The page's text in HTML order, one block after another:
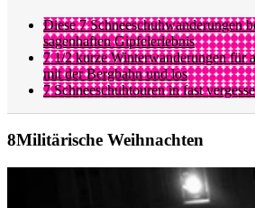
Diese 7 Schneeschuhwanderungen
sagenhaften Gipfelerlebnis
7 1/2 kurze Winterwanderungen für
mit der Bergbahn und los
7 Schneeschuhtouren in fast
Militärische Weihnachten